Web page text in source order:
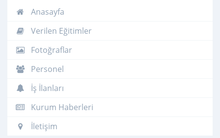
Anasayfa
Verilen Eğitimler
Fotoğraflar
Personel
İş İlanları
Kurum Haberleri
İletişim